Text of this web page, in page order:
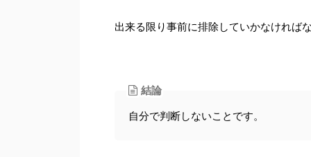
出来る限り事前に排除していかなければな
結論
自分で判断しないことです。